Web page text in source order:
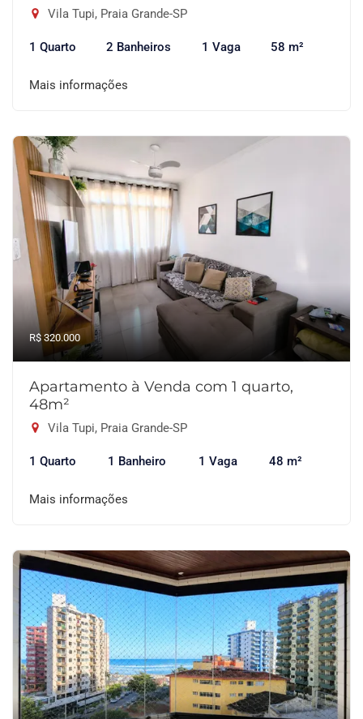
Vila Tupi, Praia Grande-SP
1 Quarto 2 Banheiros 1 Vaga 58 m²
Mais informações
R$ 320.000
Apartamento à Venda com 1 quarto,
48m²
Vila Tupi, Praia Grande-SP
1 Quarto 1 Banheiro 1 Vaga 48 m²
Mais informações